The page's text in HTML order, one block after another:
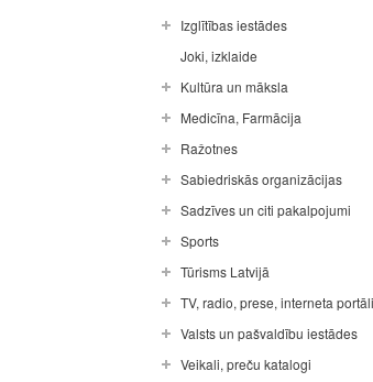
Izglītības iestādes
Joki, izklaide
Kultūra un māksla
Medicīna, Farmācija
Ražotnes
Sabiedriskās organizācijas
Sadzīves un citi pakalpojumi
Sports
Tūrisms Latvijā
TV, radio, prese, interneta portāli
Valsts un pašvaldību iestādes
Veikali, preču katalogi